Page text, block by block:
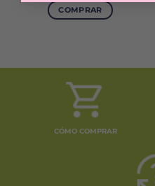
COMPRAR
CÓMO COMPRAR